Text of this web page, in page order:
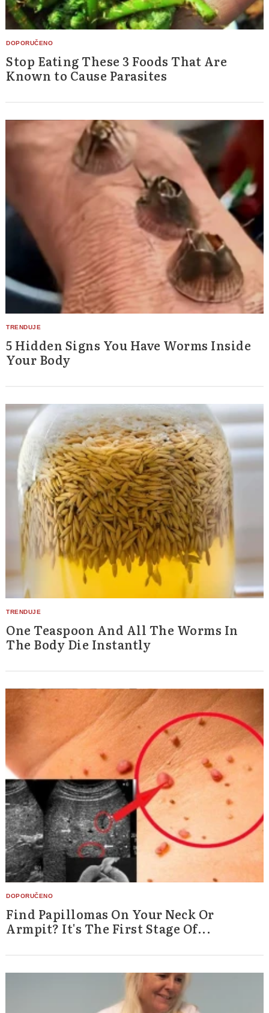
Stop Eating These 3 Foods That Are
Known to Cause Parasites
5 Hidden Signs You Have Worms Inside
Your Body
One Teaspoon And All The Worms In
The Body Die Instantly
Find Papillomas On Your Neck Or
Armpit? It's The First Stage Of...